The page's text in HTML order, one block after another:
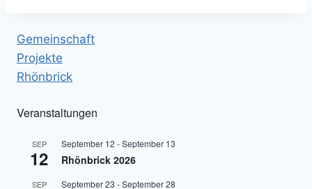
Gemeinschaft
Projekte
Rhönbrick
Veranstaltungen
SEP
12
September 12 -September 13
Rhönbrick 2026
SEP September 23 -September 28